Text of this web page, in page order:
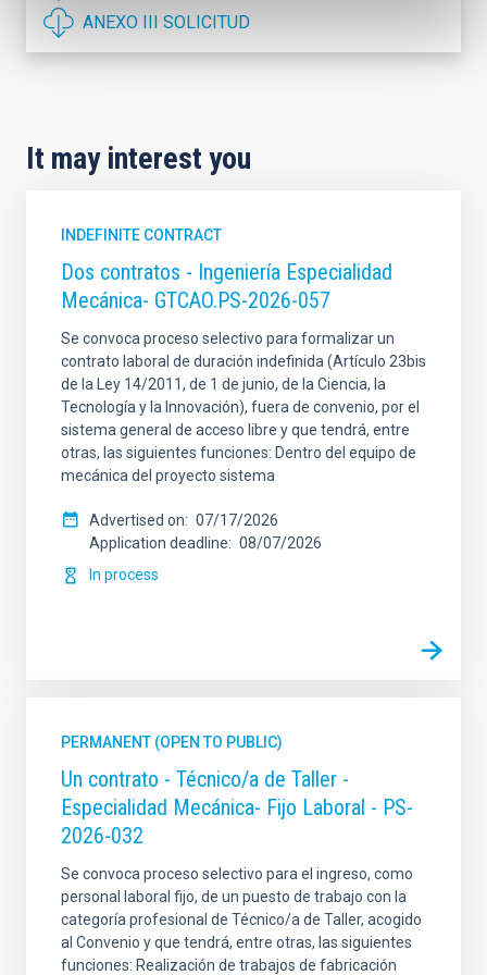
ANEXO III SOLICITUD
It may interest you
INDEFINITE CONTRACT
Dos contratos - Ingeniería Especialidad
Mecánica- GTCAO.PS-2026-057
Se convoca proceso selectivo para formalizar un
contrato laboral de duración indefinida (Artículo 23bis
de la Ley 14/2011, de 1 de junio, de la Ciencia, la
Tecnología y la Innovación), fuera de convenio, por el
sistema general de acceso libre y que tendrá, entre
otras, las siguientes funciones: Dentro del equipo de
mecánica del proyecto sistema
Advertised on
07/17/2026
Application deadline
08/07/2026
In process
PERMANENT (OPEN TO PUBLIC)
Un contrato - Técnico/a de Taller -
Especialidad Mecánica- Fijo Laboral - PS-
2026-032
Se convoca proceso selectivo para el ingreso, como
personal laboral fijo, de un puesto de trabajo con la
categoría profesional de Técnico/a de Taller, acogido
al Convenio y que tendrá, entre otras, las siguientes
funciones: Realización de trabajos de fabricación